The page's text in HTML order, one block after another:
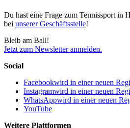
Du hast eine Frage zum Tennissport in
bei unserer Geschäftsstelle!
Bleib am Ball!
Jetzt zum Newsletter anmelden.
Social
Facebookwird in einer neuen
Instagramwird in einer neuen
WhatsAppwird in einer neuen
YouTube
Weitere Plattformen